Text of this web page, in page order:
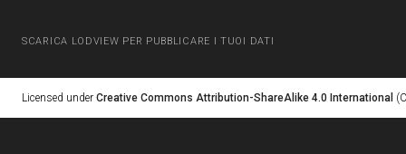
SCARICA LODVIEW PER PUBBLICARE I TUOI DATI
Licensed under Creative Commons Attribution-ShareAlike 4.0 International